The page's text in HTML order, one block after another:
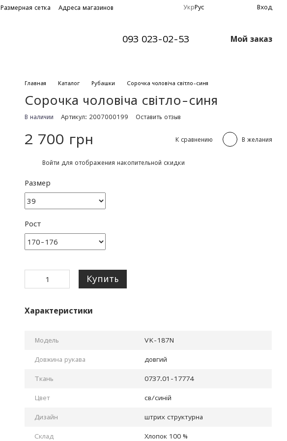
Размерная сетка Адреса магазинов УкрРус Вход
093 023-02-53 Мой заказ
Главная Каталог Рубашки Сорочка чоловіча світло-синя
Сорочка чоловіча світло-синя
В наличии Артикул: 2007000199 Оставить отзыв
2 700 грн К сравнению В желания
Войти для отображения накопительной скидки
Размер
Рост
Купить
Характеристики
Модель VK-187N
Довжина рукава довгий
Ткань 0737.01-17774
Цвет св/синiй
Дизайн штрих структурна
Склад Хлопок 100 %